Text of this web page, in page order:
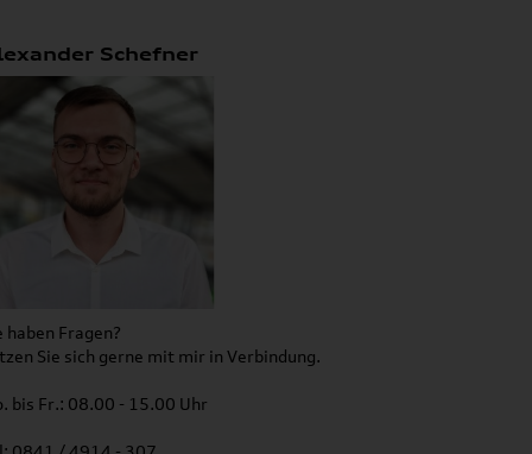
Schefner
haben Fragen?
Sie sich gerne mit mir in Verbindung.
bis Fr.: 08.00 - 15.00 Uhr